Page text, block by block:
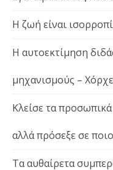
Η ζωή είναι
Η αυτοεκτίμηση
μηχανισμούς –
Κλείσε τα
αλλά πρόσεξε σε
Τα αυθαίρετα